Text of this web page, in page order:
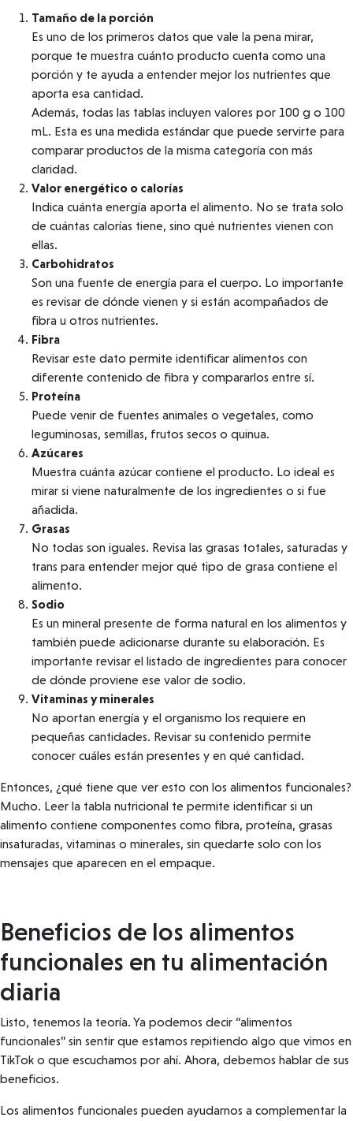
Tamaño de la porción
Es uno de los primeros datos que vale la pena mirar,
porque te muestra cuánto producto cuenta como una
porción y te ayuda a entender mejor los nutrientes que
aporta esa cantidad.
Además, todas las tablas incluyen valores por 100 g o 100
mL. Esta es una medida estándar que puede servirte para
comparar productos de la misma categoría con más
claridad.
Valor energético o calorías
Indica cuánta energía aporta el alimento. No se trata solo
de cuántas calorías tiene, sino qué nutrientes vienen con
ellas.
Carbohidratos
Son una fuente de energía para el cuerpo. Lo importante
es revisar de dónde vienen y si están acompañados de
fibra u otros nutrientes.
Fibra
Revisar este dato permite identificar alimentos con
diferente contenido de fibra y compararlos entre sí.
Proteína
Puede venir de fuentes animales o vegetales, como
leguminosas, semillas, frutos secos o quinua.
Azúcares
Muestra cuánta azúcar contiene el producto. Lo ideal es
mirar si viene naturalmente de los ingredientes o si fue
añadida.
Grasas
No todas son iguales. Revisa las grasas totales, saturadas y
trans para entender mejor qué tipo de grasa contiene el
alimento.
Sodio
Es un mineral presente de forma natural en los alimentos y
también puede adicionarse durante su elaboración. Es
importante revisar el listado de ingredientes para conocer
de dónde proviene ese valor de sodio.
Vitaminas y minerales
No aportan energía y el organismo los requiere en
pequeñas cantidades. Revisar su contenido permite
conocer cuáles están presentes y en qué cantidad.
Entonces, ¿qué tiene que ver esto con los alimentos funcionales?
Mucho. Leer la tabla nutricional te permite identificar si un
alimento contiene componentes como fibra, proteína, grasas
insaturadas, vitaminas o minerales, sin quedarte solo con los
mensajes que aparecen en el empaque.
Beneficios de los alimentos
funcionales en tu alimentación
diaria
Listo, tenemos la teoría. Ya podemos decir “alimentos
funcionales” sin sentir que estamos repitiendo algo que vimos en
TikTok o que escuchamos por ahí. Ahora, debemos hablar de sus
beneficios.
Los alimentos funcionales pueden ayudarnos a complementar la